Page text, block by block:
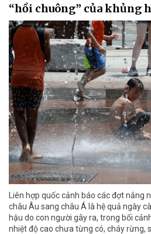
“hồi chuông” của khủng
Liên hợp quốc cảnh báo các đợt nắng
châu Âu sang châu Á là hệ quả ngày
hậu do con người gây ra, trong bối
nhiệt độ cao chưa từng có, cháy rừng,